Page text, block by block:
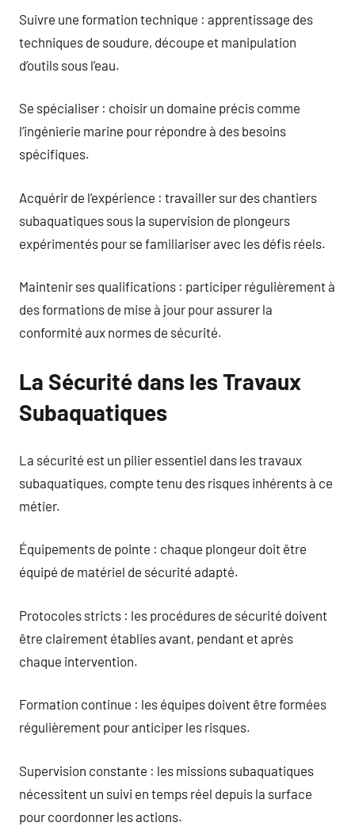
Suivre une formation technique : apprentissage des
techniques de soudure, découpe et manipulation
d’outils sous l’eau.
Se spécialiser : choisir un domaine précis comme
l’ingénierie marine pour répondre à des besoins
spécifiques.
Acquérir de l’expérience : travailler sur des chantiers
subaquatiques sous la supervision de plongeurs
expérimentés pour se familiariser avec les défis réels.
Maintenir ses qualifications : participer régulièrement à
des formations de mise à jour pour assurer la
conformité aux normes de sécurité.
La Sécurité dans les Travaux
Subaquatiques
La sécurité est un pilier essentiel dans les travaux
subaquatiques, compte tenu des risques inhérents à ce
métier.
Équipements de pointe : chaque plongeur doit être
équipé de matériel de sécurité adapté.
Protocoles stricts : les procédures de sécurité doivent
être clairement établies avant, pendant et après
chaque intervention.
Formation continue : les équipes doivent être formées
régulièrement pour anticiper les risques.
Supervision constante : les missions subaquatiques
nécessitent un suivi en temps réel depuis la surface
pour coordonner les actions.